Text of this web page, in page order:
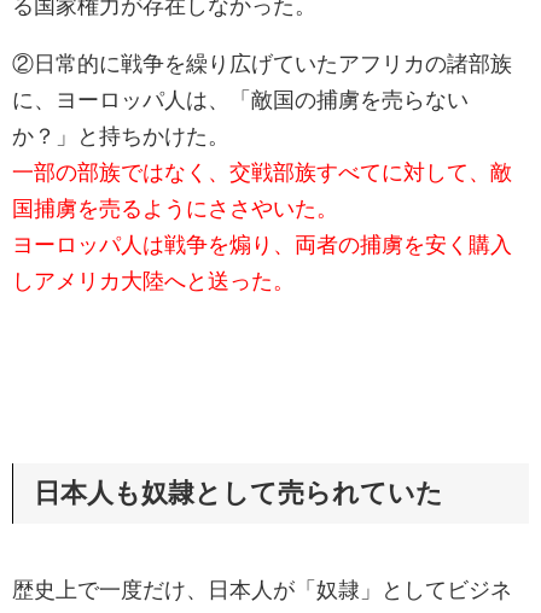
る国家権力が存在しなかった。
②日常的に戦争を繰り広げていたアフリカの諸部族
に、ヨーロッパ人は、「敵国の捕虜を売らない
か？」と持ちかけた。
一部の部族ではなく、交戦部族すべてに対して、敵
国捕虜を売るようにささやいた。
ヨーロッパ人は戦争を煽り、両者の捕虜を安く購入
しアメリカ大陸へと送った。
日本人も奴隷として売られていた
歴史上で一度だけ、日本人が「奴隷」としてビジネ